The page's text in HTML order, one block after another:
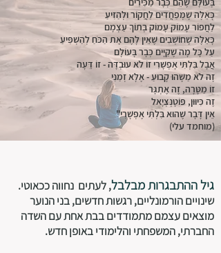
כָּאֵלֶּה שֶׁמְּפַחֲדִים לַחֲקוֹר וּלְהַזִּיעַ
לַחֲפוֹר עָמוֹק עָמוֹק בְּתוֹךְ עַצְמָם
כָּאֵלֶּה שֶׁחוֹשְׁבִים שֶׁאֵין לָהֶם אֶת הַכֹּחַ לְהַשְׁפִּיעַ
עַל כָּל מָה שֶׁקַּיָּים כְּבָר בָּעוֹלָם
אֲבָל בִּלְתִּי אֶפְשָׁרִי זוֹ לֹא עוּבְדָּה - זוֹ דֵּעָה
זֶה לֹא מַשֶּׁהוּ קָבוּעַ - אֶלָּא זְמַנִּי
זוֹ מַטָּרָה, זֶה אֶתְגָּר
זֶה כִּיוּוּן, פּוֹטֶנְצְיָאל
אֵין דָּבָר שֶׁהוּא בִּלְתִּי אֶפְשָׁרִי"
(מוחמד עלי)
גיל ההתבגרות מבלבל, לעתים נחווה ככאוטי.
שינויים הורמונליים, רגשות חדשים, בני הנוער
מוצאים עצמם מתמודדים בבת אחת עם השדה
החברתי, המשפחתי והלימודי באופן חדש.